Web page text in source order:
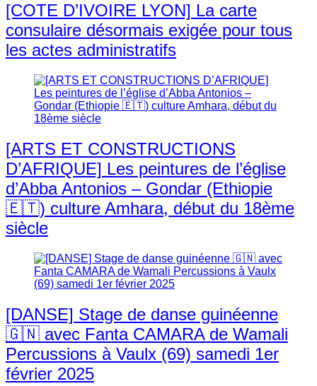
[COTE D’IVOIRE LYON] La carte
consulaire désormais exigée pour tous
les actes administratifs
[ARTS ET CONSTRUCTIONS
D’AFRIQUE] Les peintures de l’église
d’Abba Antonios – Gondar (Ethiopie
🇪🇹) culture Amhara, début du 18ème
siècle
[DANSE] Stage de danse guinéenne
🇬🇳 avec Fanta CAMARA de Wamali
Percussions à Vaulx (69) samedi 1er
février 2025